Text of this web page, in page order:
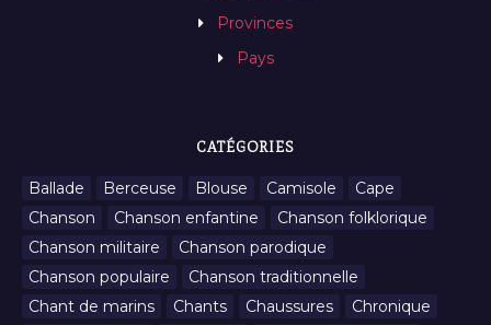
Provinces
Pays
CATÉGORIES
Ballade Berceuse Blouse Camisole
Cape
Chanson
Chanson enfantine
Chanson folklorique
Chanson militaire
Chanson parodique
Chanson populaire
Chanson traditionnelle
Chant de marins
Chants Chaussures
Chronique